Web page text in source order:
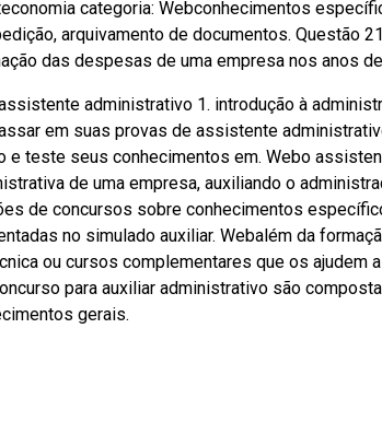
categoria: Webconhecimentos
arquivamento de documentos. Questão
das despesas de uma empresa nos anos
administrativo 1. introdução à
em suas provas de assistente
teste seus conhecimentos em. Webo
de uma empresa, auxiliando o
de concursos sobre conhecimentos
no simulado auxiliar. Webalém da
ou cursos complementares que os ajudem
para auxiliar administrativo são
gerais.